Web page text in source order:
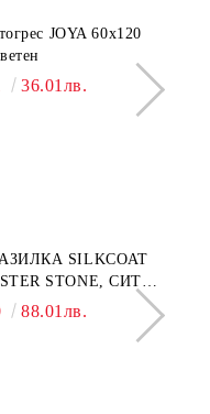
JOYA 60x120
36.01лв.
SILKCOAT
STONE, СИТЕН
88.01лв.